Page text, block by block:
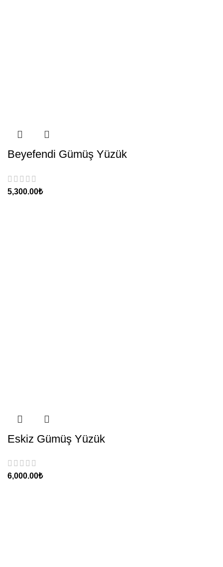
Beyefendi Gümüş Yüzük
₺
Eskiz Gümüş Yüzük
₺